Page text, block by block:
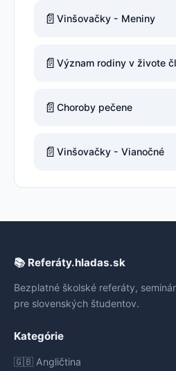
📄 Vinšovačky - Meniny
📄 Význam rodiny v živote
📄 Choroby pečene
📄 Vinšovačky - Vianočné
📚 Referáty.hladas.sk
Bezplatné školské referáty,
pre slovenských študentov.
Kategórie
🇬🇧 Angličtina